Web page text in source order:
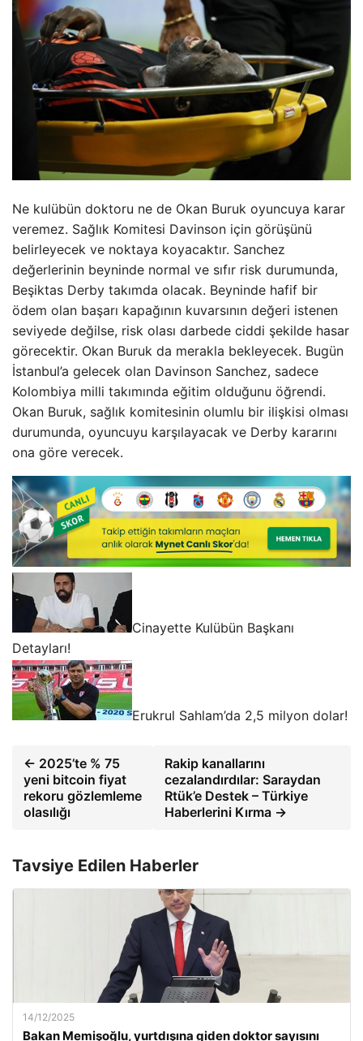
Ne kulübün doktoru ne de Okan Buruk oyuncuya karar
veremez. Sağlık Komitesi Davinson için görüşünü
belirleyecek ve noktaya koyacaktır. Sanchez
değerlerinin beyninde normal ve sıfır risk durumunda,
Beşiktas Derby takımda olacak. Beyninde hafif bir
ödem olan başarı kapağının kuvarsının değeri istenen
seviyede değilse, risk olası darbede ciddi şekilde hasar
görecektir. Okan Buruk da merakla bekleyecek. Bugün
İstanbul’a gelecek olan Davinson Sanchez, sadece
Kolombiya milli takımında eğitim olduğunu öğrendi.
Okan Buruk, sağlık komitesinin olumlu bir ilişkisi olması
durumunda, oyuncuyu karşılayacak ve Derby kararını
ona göre verecek.
Cinayette Kulübün Başkanı
Detayları!
Erukrul Sahlam’da 2,5 milyon dolar!
← 2025’te % 75
yeni bitcoin fiyat
rekoru gözlemleme
olasılığı
Rakip kanallarını
cezalandırdılar: Saraydan
Rtük’e Destek – Türkiye
Haberlerini Kırma →
Tavsiye Edilen Haberler
14/12/2025
Bakan Memişoğlu, yurtdışına giden doktor sayısını